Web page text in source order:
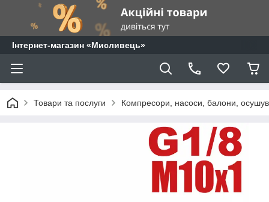
⁨Інтернет-магазин «Мисливець»
Товари та послуги Компресори, насоси, балони,